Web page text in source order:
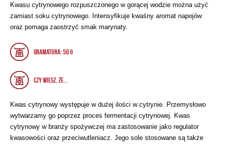
Kwasu cytrynowego rozpuszczonego w gorącej wodzie można użyć
zamiast soku cytrynowego. Intensyfikuje kwaśny aromat napojów
oraz pomaga zaostrzyć smak marynaty.
Gramatura: 50 g
CZY WIESZ, ŻE...
Kwas cytrynowy występuje w dużej ilości w cytrynie. Przemysłowo
wytwarzamy go poprzez proces fermentacji cytrynowej. Kwas
cytrynowy w branży spożywczej ma zastosowanie jako regulator
kwasowości oraz przeciwutleniacz. Jego sole stosowane są także